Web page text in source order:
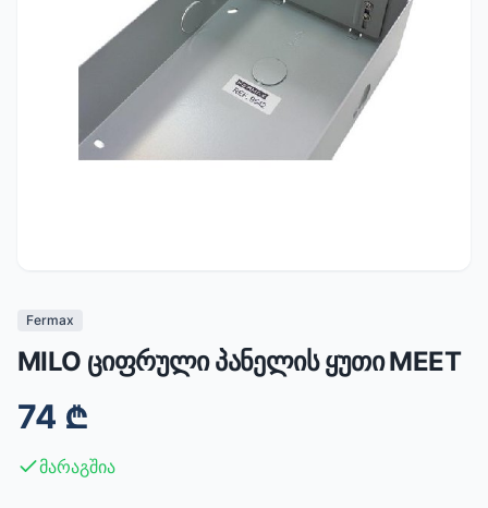
Fermax
MILO ციფრული პანელის ყუთი MEET
74 ₾
მარაგშია